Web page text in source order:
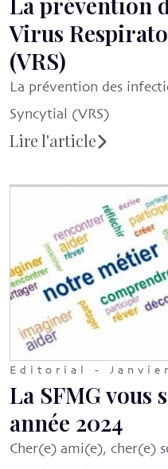
Virus
(VRS)
La prévention des
Syncytial (VRS)
Lire l'article
Editorial -
La SFMG vous
année 2024
Cher(e) ami(e), cher(e)